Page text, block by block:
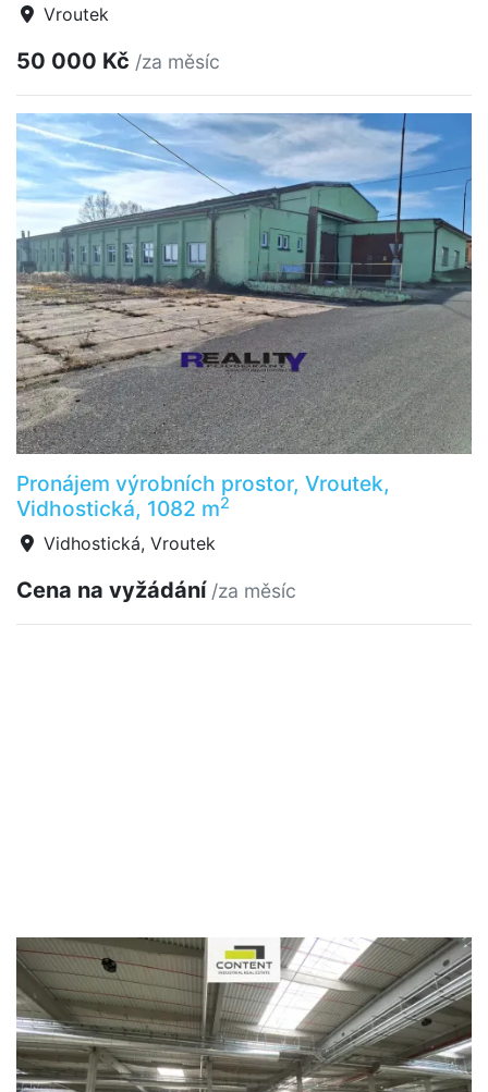
Vroutek
50 000 Kč /za měsíc
Pronájem výrobních prostor, Vroutek,
Vidhostická, 1082 m2
Vidhostická, Vroutek
Cena na vyžádání /za měsíc